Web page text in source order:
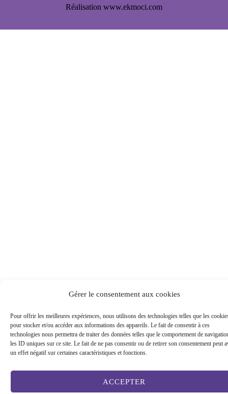
Gérer le consentement aux cookies
Pour offrir les meilleures expériences, nous utilisons des technologies telles que les
pour stocker et/ou accéder aux informations des appareils. Le fait de consentir à ces
technologies nous permettra de traiter des données telles que le comportement de
les ID uniques sur ce site. Le fait de ne pas consentir ou de retirer son consentement peut
un effet négatif sur certaines caractéristiques et fonctions.
ACCEPTER
Réalisation www.ekmoci.com